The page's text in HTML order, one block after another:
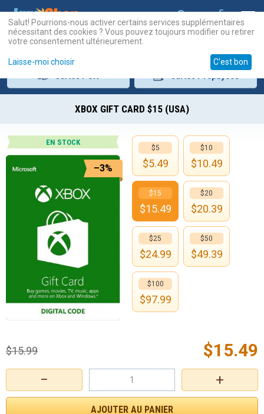
XBOX GIFT CARD $15 (USA)
EN STOCK
–3%
+
−
$15.49
$15.99
$5
$5.49
$10
$10.49
$15
$15.49
$20
$20.39
$25
$24.99
$50
$49.39
$100
$97.99
Salut! Pourrions-nous activer certains services supplémentaires
nécessitant des cookies ? Vous pouvez toujours modifier ou retirer
votre consentement ultérieurement.
Laisse-moi choisir C'est bon